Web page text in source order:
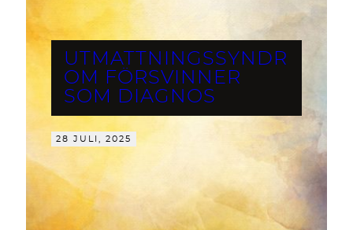
UTMATTNINGSSYNDR
OM FÖRSVINNER
SOM DIAGNOS
28 JULI, 2025